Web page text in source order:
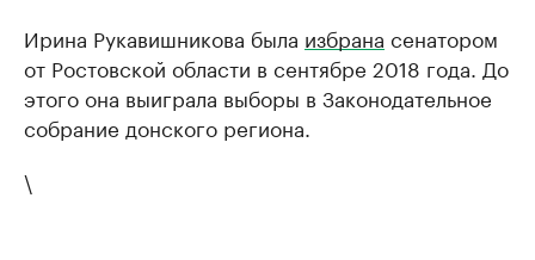
Ирина Рукавишникова была избрана сенатором
от Ростовской области в сентябре 2018 года. До
этого она выиграла выборы в Законодательное
собрание донского региона.
\